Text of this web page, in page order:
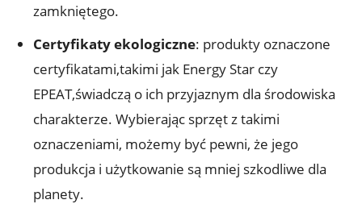
zamkniętego.
Certyfikaty ekologiczne: produkty oznaczone
certyfikatami,takimi jak Energy Star czy
EPEAT,świadczą o ich przyjaznym dla środowiska
charakterze. Wybierając sprzęt z takimi
oznaczeniami, możemy być pewni, że jego
produkcja i użytkowanie są mniej szkodliwe dla
planety.